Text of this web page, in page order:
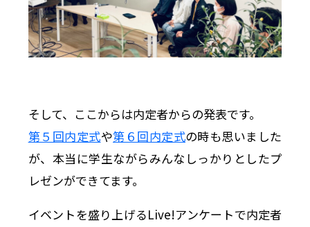
そして、ここからは内定者からの発表です。
第５回内定式や第６回内定式の時も思いました
が、本当に学生ながらみんなしっかりとしたプ
レゼンができてます。
イベントを盛り上げるLive!アンケートで内定者